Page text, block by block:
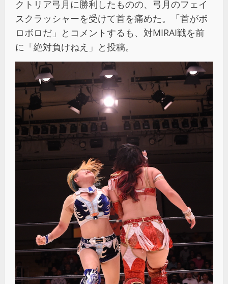
クトリア弓月に勝利したものの、弓月のフェイ
スクラッシャーを受けて首を痛めた。「首がボ
ロボロだ」とコメントするも、対MIRAI戦を前
に「絶対負けねえ」と投稿。